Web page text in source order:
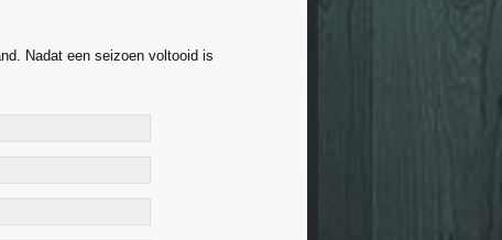
Nadat een seizoen voltooid is